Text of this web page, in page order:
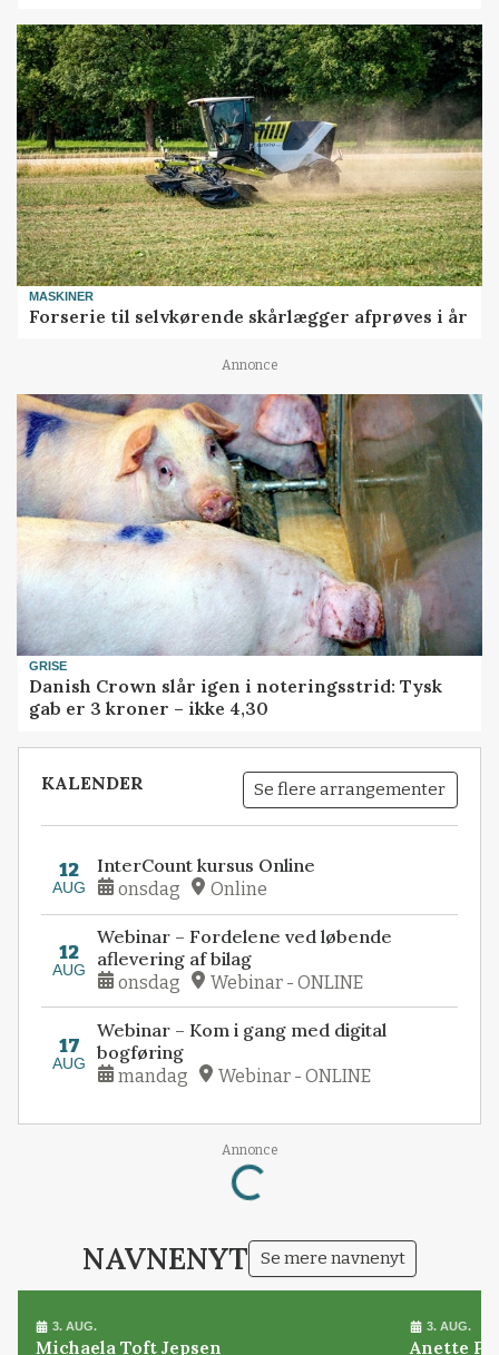
MASKINER
Forserie til selvkørende skårlægger afprøves i år
Annonce
GRISE
Danish Crown slår igen i noteringsstrid: Tysk
gab er 3 kroner – ikke 4,30
KALENDER Se flere arrangementer
12
AUG
InterCount kursus Online
onsdag Online
12
AUG
Webinar – Fordelene ved løbende
aflevering af bilag
onsdag Webinar - ONLINE
17
AUG
Webinar – Kom i gang med digital
bogføring
mandag Webinar - ONLINE
Annonce
Loading...
NAVNENYT Se mere navnenyt
3. AUG.
Michaela Toft Jepsen
3. AUG.
Anette